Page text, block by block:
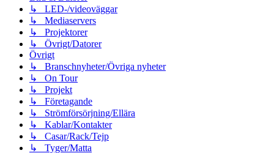
↳ LED-/videoväggar
↳ Mediaservers
↳ Projektorer
↳ Övrigt/Datorer
Övrigt
↳ Branschnyheter/Övriga nyheter
↳ On Tour
↳ Projekt
↳ Företagande
↳ Strömförsörjning/Ellära
↳ Kablar/Kontakter
↳ Casar/Rack/Tejp
↳ Tyger/Matta